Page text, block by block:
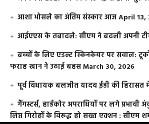
आशा भोसले का अंतिम संस्कार आजApril 13,
आईएएस के तबादले: सीएम ने बदली अपनी
बच्चों के लिए एडल्ट स्किनकेयर पर सवाल:
फराह खान ने उठाई बहसMarch 30, 2026
पूर्व विधायक बलजीत यादव ईडी की हिरासत
गैंगस्टर्स, हार्डकोर अपराधियों पर लगे
लिप्त गिरोहों के विरूद्ध हो सख्त एक्शन : सीएम